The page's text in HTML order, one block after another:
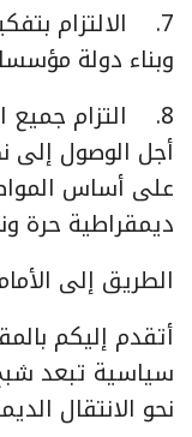
7. الالتزام
وبناء دولة
8. التزام جميع
أجل الوصول
على أساس
ديمقراطية حرة
الطريق إلى
أتقدم إليكم
سياسية تبعد
نحو الانتقال